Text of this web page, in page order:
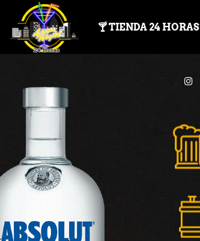
🍸 TIENDA 24 HORAS